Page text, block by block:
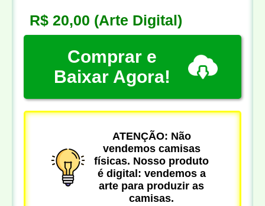
R$ 20,00 (Arte Digital)
Comprar e
Baixar Agora!
ATENÇÃO: Não
vendemos camisas
físicas. Nosso produto
é digital: vendemos a
arte para produzir as
camisas.